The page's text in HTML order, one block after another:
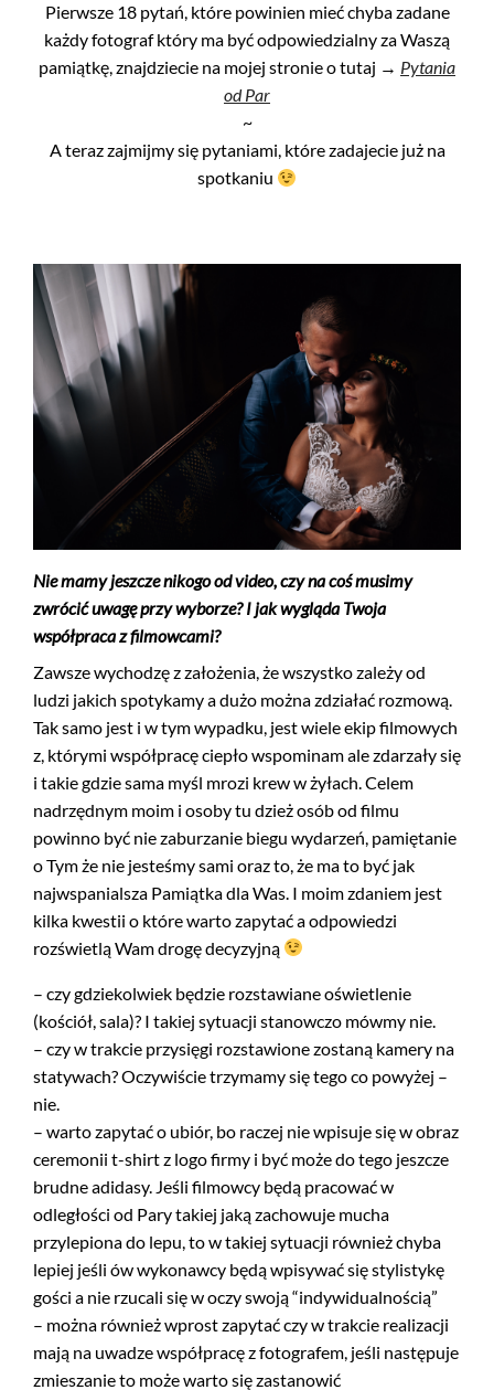
Pierwsze 18 pytań, które powinien mieć chyba zadane
każdy fotograf który ma być odpowiedzialny za Waszą
pamiątkę, znajdziecie na mojej stronie o tutaj → Pytania
od Par
~
A teraz zajmijmy się pytaniami, które zadajecie już na
spotkaniu
Nie mamy jeszcze nikogo od video, czy na coś musimy
zwrócić uwagę przy wyborze? I jak wygląda Twoja
współpraca z filmowcami?
Zawsze wychodzę z założenia, że wszystko zależy od
ludzi jakich spotykamy a dużo można zdziałać rozmową.
Tak samo jest i w tym wypadku, jest wiele ekip filmowych
z, którymi współpracę ciepło wspominam ale zdarzały się
i takie gdzie sama myśl mrozi krew w żyłach. Celem
nadrzędnym moim i osoby tu dzież osób od filmu
powinno być nie zaburzanie biegu wydarzeń, pamiętanie
o Tym że nie jesteśmy sami oraz to, że ma to być jak
najwspanialsza Pamiątka dla Was. I moim zdaniem jest
kilka kwestii o które warto zapytać a odpowiedzi
rozświetlą Wam drogę decyzyjną
– czy gdziekolwiek będzie rozstawiane oświetlenie
(kościół, sala)? I takiej sytuacji stanowczo mówmy nie.
– czy w trakcie przysięgi rozstawione zostaną kamery na
statywach? Oczywiście trzymamy się tego co powyżej –
nie.
– warto zapytać o ubiór, bo raczej nie wpisuje się w obraz
ceremonii t-shirt z logo firmy i być może do tego jeszcze
brudne adidasy. Jeśli filmowcy będą pracować w
odległości od Pary takiej jaką zachowuje mucha
przylepiona do lepu, to w takiej sytuacji również chyba
lepiej jeśli ów wykonawcy będą wpisywać się stylistykę
gości a nie rzucali się w oczy swoją “indywidualnością”
– można również wprost zapytać czy w trakcie realizacji
mają na uwadze współpracę z fotografem, jeśli następuje
zmieszanie to może warto się zastanowić